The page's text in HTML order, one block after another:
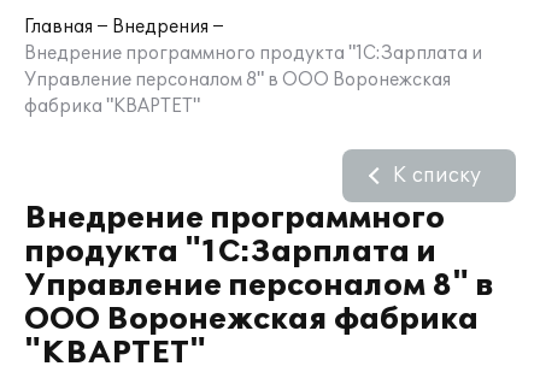
Главная
Внедрения
Внедрение программного продукта "1С:Зарплата и
Управление персоналом 8" в ООО Воронежская
фабрика "КВАРТЕТ"
Внедрение программного
продукта "1С:Зарплата и
Управление персоналом 8" в
ООО Воронежская фабрика
"КВАРТЕТ"
К списку